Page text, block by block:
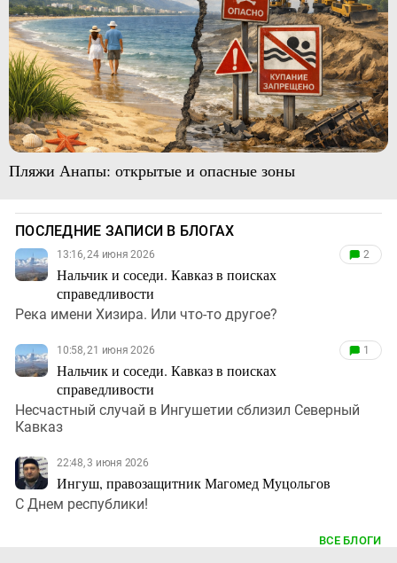
Пляжи Анапы: открытые и опасные зоны
ПОСЛЕДНИЕ ЗАПИСИ В БЛОГАХ
13:16, 24 июня 2026
Нальчик и соседи. Кавказ в поисках
справедливости
2
Река имени Хизира. Или что-то другое?
10:58, 21 июня 2026
Нальчик и соседи. Кавказ в поисках
справедливости
1
Несчастный случай в Ингушетии сблизил Северный
Кавказ
22:48, 3 июня 2026
Ингуш, правозащитник Магомед Муцольгов
С Днем республики!
ВСЕ БЛОГИ